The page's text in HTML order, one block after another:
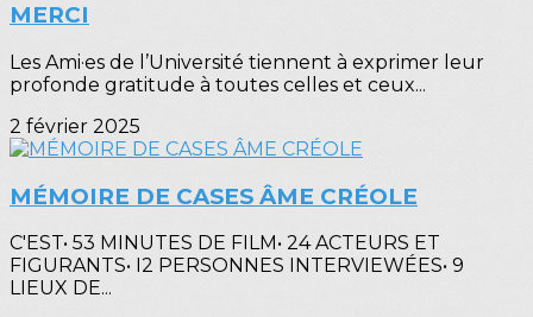
MERCI
Les Ami·es de l’Université tiennent à exprimer leur
profonde gratitude à toutes celles et ceux...
2 février 2025
MÉMOIRE DE CASES ÂME CRÉOLE
C'EST• 53 MINUTES DE FILM• 24 ACTEURS ET
FIGURANTS• I2 PERSONNES INTERVIEWÉES• 9
LIEUX DE...